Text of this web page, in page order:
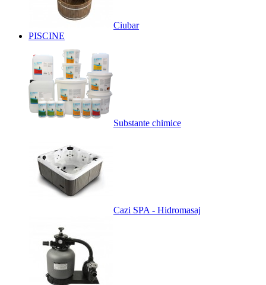
Ciubar
PISCINE
Substante chimice
Cazi SPA - Hidromasaj